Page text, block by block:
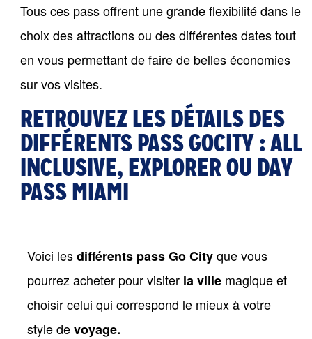
Tous ces pass offrent une grande flexibilité dans le
choix des attractions ou des différentes dates tout
en vous permettant de faire de belles économies
sur vos visites.
RETROUVEZ LES DÉTAILS DES
DIFFÉRENTS PASS GOCITY : ALL
INCLUSIVE, EXPLORER OU DAY
PASS MIAMI
Voici lesdifférents pass Go Cityque vous
pourrez acheter pour visiter la ville magique et
choisir celui qui correspond le mieux à votre
style devoyage.